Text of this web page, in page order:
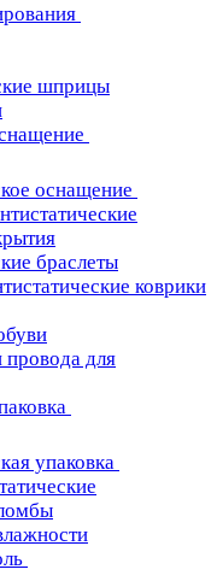
шприцы
оснащение
браслеты
коврики
для
упаковка